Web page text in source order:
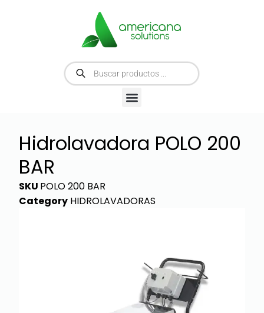
Hidrolavadora POLO 200
BAR
SKU POLO 200 BAR
Category HIDROLAVADORAS